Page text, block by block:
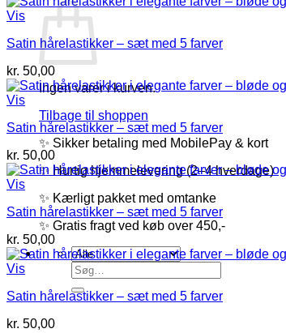
Ingen varer i kurven.
Tilbage til shoppen
✨ Sikker betaling med MobilePay & kort
✨ Hurtig hjemmelevering (2–4 hverdage)
✨ Kærligt pakket med omtanke
✨ Gratis fragt ved køb over 450,-
Søg
efter:
Vis
Satin hårelastikker – sæt med 5 farver
kr. 50,00
Vis
Satin hårelastikker – sæt med 5 farver
kr. 50,00
Vis
Satin hårelastikker – sæt med 5 farver
kr. 50,00
Vis
Satin hårelastikker – sæt med 5 farver
kr. 50,00